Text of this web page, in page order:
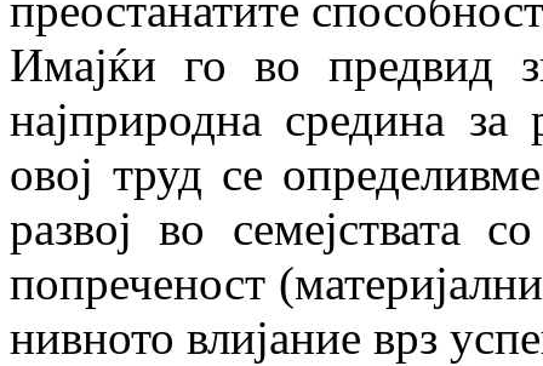
преостана­тите
Имајќи го во предвид
најприродна сре­ди­на за
овој труд се
развој во семејствата
попреченост
нивното влија­ние врз